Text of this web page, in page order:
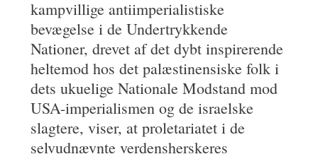
kampvillige antiimperialistiske
bevægelse i de Undertrykkende
Nationer, drevet af det dybt inspirerende
heltemod hos det palæstinensiske folk i
dets ukuelige Nationale Modstand mod
USA-imperialismen og de israelske
slagtere, viser, at proletariatet i de
selvudnævnte verdensherskeres